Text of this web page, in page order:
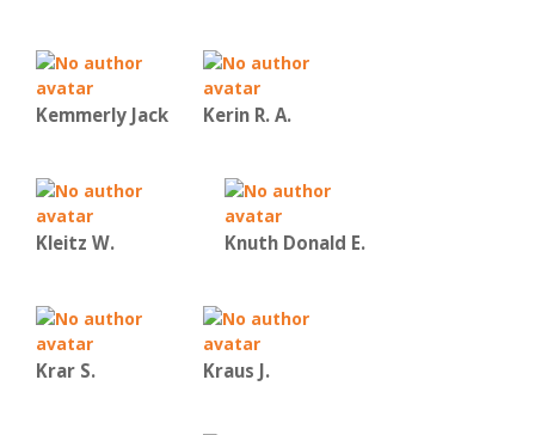
Kemmerly Jack Kerin R. A.
Kleitz W. Knuth Donald E.
Krar S. Kraus J.